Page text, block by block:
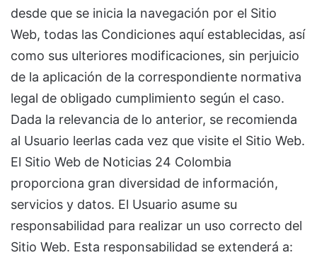
desde que se inicia la navegación por el Sitio
Web, todas las Condiciones aquí establecidas, así
como sus ulteriores modificaciones, sin perjuicio
de la aplicación de la correspondiente normativa
legal de obligado cumplimiento según el caso.
Dada la relevancia de lo anterior, se recomienda
al Usuario leerlas cada vez que visite el Sitio Web.
El Sitio Web de Noticias 24 Colombia
proporciona gran diversidad de información,
servicios y datos. El Usuario asume su
responsabilidad para realizar un uso correcto del
Sitio Web. Esta responsabilidad se extenderá a: